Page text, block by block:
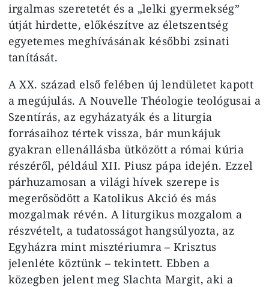
irgalmas szeretetét és a „lelki gyermekség”
útját hirdette, előkészítve az életszentség
egyetemes meghívásának későbbi zsinati
tanítását.
A XX. század első felében új lendületet kapott
a megújulás. A Nouvelle Théologie teológusai a
Szentírás, az egyházatyák és a liturgia
forrásaihoz tértek vissza, bár munkájuk
gyakran ellenállásba ütközött a római kúria
részéről, például XII. Piusz pápa idején. Ezzel
párhuzamosan a világi hívek szerepe is
megerősödött a Katolikus Akció és más
mozgalmak révén. A liturgikus mozgalom a
részvételt, a tudatosságot hangsúlyozta, az
Egyházra mint misztériumra – Krisztus
jelenléte köztünk – tekintett. Ebben a
közegben jelent meg Slachta Margit, aki a